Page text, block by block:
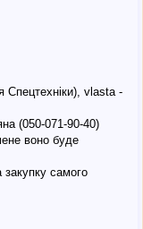
Спецтехніки), vlasta -
(050-071-90-40)
воно буде
самого